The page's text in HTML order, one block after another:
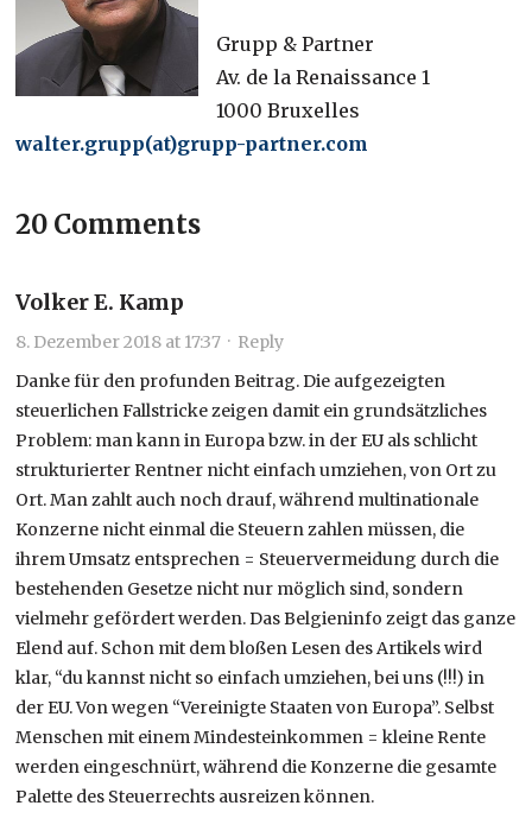
Grupp & Partner
Av. de la Renaissance 1
1000 Bruxelles
walter.grupp(at)grupp-partner.com
20 Comments
Volker E. Kamp
8. Dezember 2018 at 17:37 · Reply
Danke für den profunden Beitrag. Die aufgezeigten
steuerlichen Fallstricke zeigen damit ein grundsätzliches
Problem: man kann in Europa bzw. in der EU als schlicht
strukturierter Rentner nicht einfach umziehen, von Ort zu
Ort. Man zahlt auch noch drauf, während multinationale
Konzerne nicht einmal die Steuern zahlen müssen, die
ihrem Umsatz entsprechen = Steuervermeidung durch die
bestehenden Gesetze nicht nur möglich sind, sondern
vielmehr gefördert werden. Das Belgieninfo zeigt das ganze
Elend auf. Schon mit dem bloßen Lesen des Artikels wird
klar, “du kannst nicht so einfach umziehen, bei uns (!!!) in
der EU. Von wegen “Vereinigte Staaten von Europa”. Selbst
Menschen mit einem Mindesteinkommen = kleine Rente
werden eingeschnürt, während die Konzerne die gesamte
Palette des Steuerrechts ausreizen können.